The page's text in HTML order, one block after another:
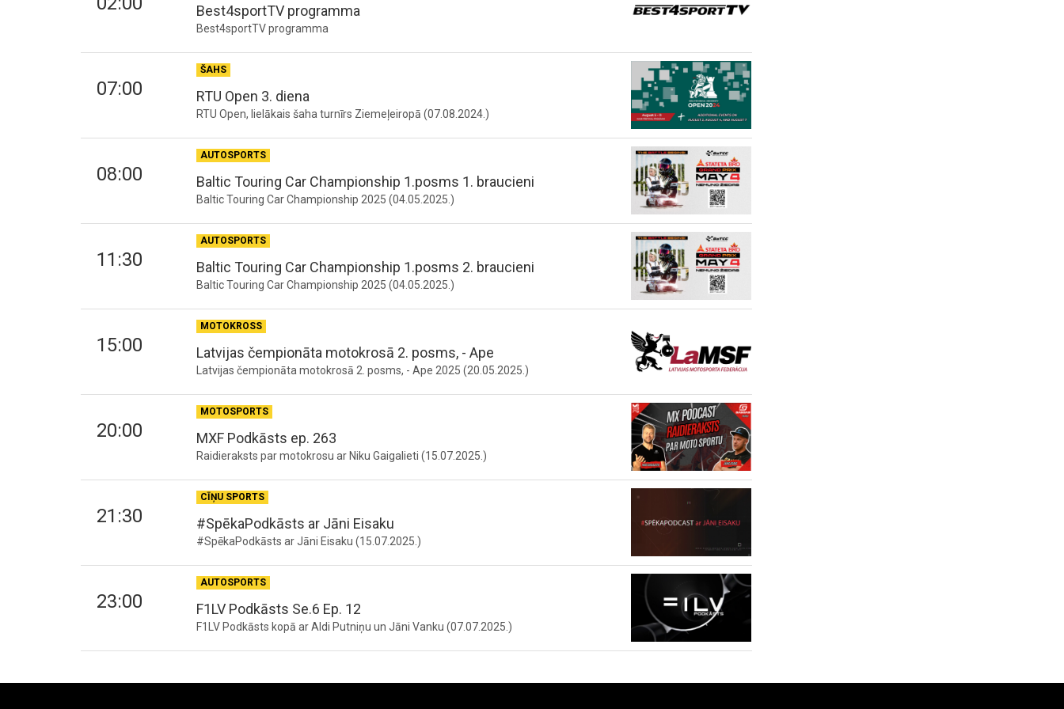
Best4sportTV programma
Best4sportTV programma
07:00
ŠAHS
RTU Open 3. diena
RTU Open, lielākais šaha turnīrs Ziemeļeiropā (07.08.2024.)
08:00
AUTOSPORTS
Baltic Touring Car Championship 1.posms 1. braucieni
Baltic Touring Car Championship 2025 (04.05.2025.)
11:30
AUTOSPORTS
Baltic Touring Car Championship 1.posms 2. braucieni
Baltic Touring Car Championship 2025 (04.05.2025.)
15:00
MOTOKROSS
Latvijas čempionāta motokrosā 2. posms, - Ape
Latvijas čempionāta motokrosā 2. posms, - Ape 2025 (20.05.2025.)
20:00
MOTOSPORTS
MXF Podkāsts ep. 263
Raidieraksts par motokrosu ar Niku Gaigalieti (15.07.2025.)
21:30
CĪŅU SPORTS
#SpēkaPodkāsts ar Jāni Eisaku
#SpēkaPodkāsts ar Jāni Eisaku (15.07.2025.)
23:00
AUTOSPORTS
F1LV Podkāsts Se.6 Ep. 12
F1LV Podkāsts kopā ar Aldi Putniņu un Jāni Vanku (07.07.2025.)